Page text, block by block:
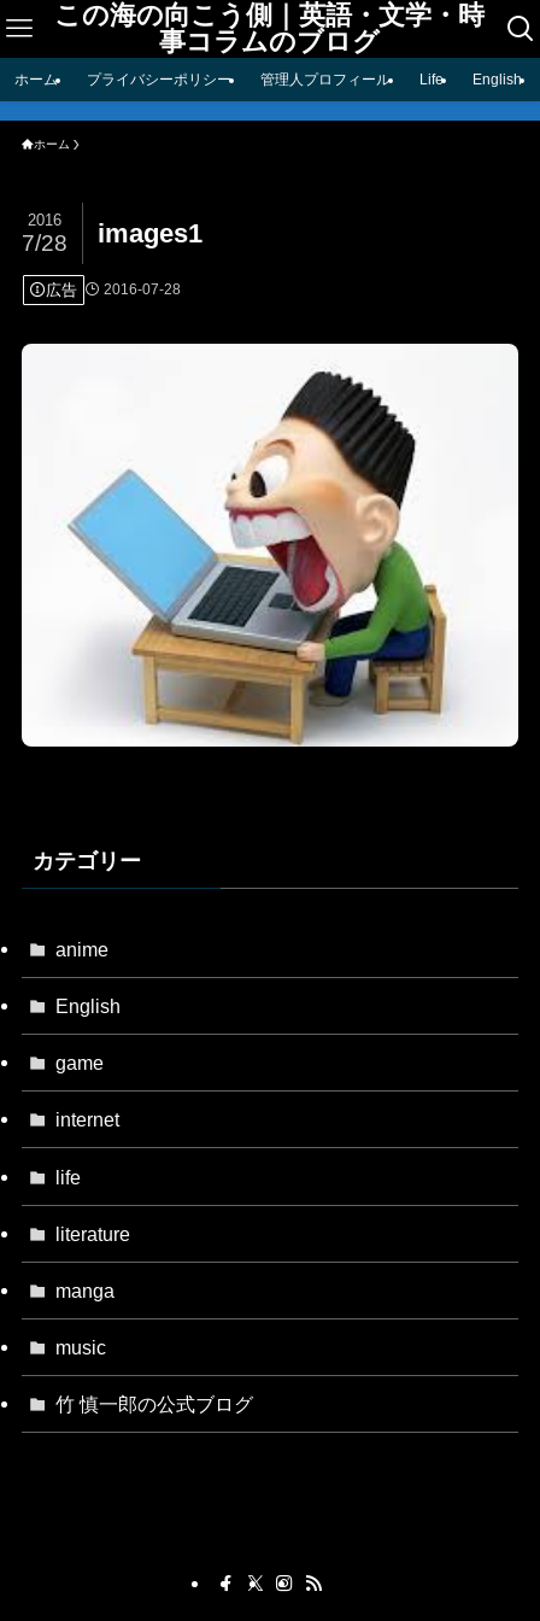
この海の向こう側｜英語・文学・時
事コラムのブログ
ホーム プライバシーポリシー 管理人プロフィール Life English
ホーム
images1
2016
7/28
広告 2016-07-28
カテゴリー
anime
English
game
internet
life
literature
manga
music
竹 慎一郎の公式ブログ